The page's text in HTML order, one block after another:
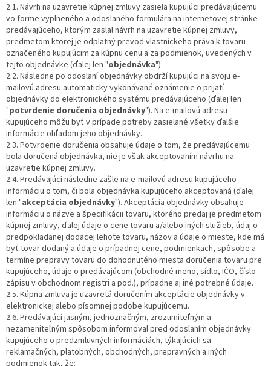
2.1. Návrh na uzavretie kúpnej zmluvy zasiela kupujúci predávajúcemu
vo forme vyplneného a odoslaného formulára na internetovej stránke
predávajúceho, ktorým zaslal návrh na uzavretie kúpnej zmluvy,
predmetom ktorej je odplatný prevod vlastníckeho práva k tovaru
označeného kupujúcim za kúpnu cenu a za podmienok, uvedených v
tejto objednávke (ďalej len "objednávka").
2.2. Následne po odoslaní objednávky obdrží kupujúci na svoju e-
mailovú adresu automaticky vykonávané oznámenie o prijatí
objednávky do elektronického systému predávajúceho (ďalej len
"potvrdenie doručenia objednávky"). Na e-mailovú adresu
kupujúceho môžu byť v prípade potreby zasielané všetky ďalšie
informácie ohľadom jeho objednávky.
2.3. Potvrdenie doručenia obsahuje údaje o tom, že predávajúcemu
bola doručená objednávka, nie je však akceptovaním návrhu na
uzavretie kúpnej zmluvy.
2.4. Predávajúci následne zašle na e-mailovú adresu kupujúceho
informáciu o tom, či bola objednávka kupujúceho akceptovaná (ďalej
len "akceptácia objednávky"). Akceptácia objednávky obsahuje
informáciu o názve a špecifikácii tovaru, ktorého predaj je predmetom
kúpnej zmluvy, ďalej údaje o cene tovaru a/alebo iných služieb, údaj o
predpokladanej dodacej lehote tovaru, názov a údaje o mieste, kde má
byť tovar dodaný a údaje o prípadnej cene, podmienkach, spôsobe a
termíne prepravy tovaru do dohodnutého miesta doručenia tovaru pre
kupujúceho, údaje o predávajúcom (obchodné meno, sídlo, IČO, číslo
zápisu v obchodnom registri a pod.), prípadne aj iné potrebné údaje.
2.5. Kúpna zmluva je uzavretá doručením akceptácie objednávky v
elektronickej alebo písomnej podobe kupujúcemu.
2.6. Predávajúci jasným, jednoznačným, zrozumiteľným a
nezameniteľným spôsobom informoval pred odoslaním objednávky
kupujúceho o predzmluvných informáciách, týkajúcich sa
reklamačných, platobných, obchodných, prepravných a iných
podmienok tak, že: